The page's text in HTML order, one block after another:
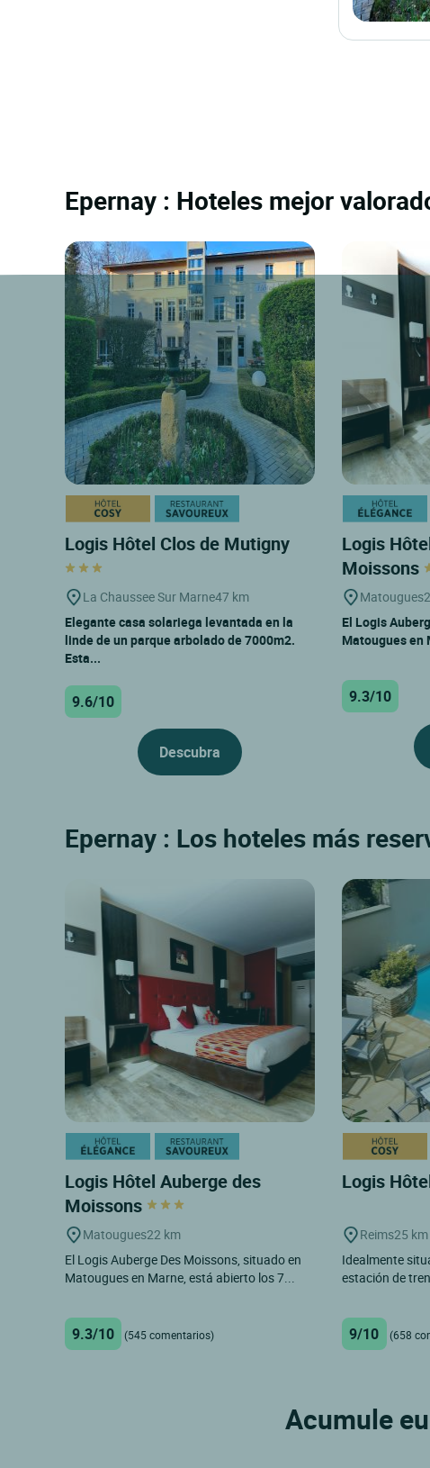
Epernay : Hoteles mejor
Logis Hôtel Clos de Mutigny
La Chaussee Sur Marne47 km
Elegante casa solariega levantada en la
linde de un parque arbolado de 7000m2.
Esta...
9.6/10
Descubra
Logis
Moissons
Matougues
El Logis
Matougues en
9.3/10
Epernay : Los hoteles más
Logis Hôtel Auberge des
Moissons
Matougues22 km
El Logis Auberge Des Moissons, situado en
Matougues en Marne, está abierto los 7...
9.3/10 (545 comentarios)
Logis
Reims25 km
Idealmente
estación de
9/10 (658
Acumule